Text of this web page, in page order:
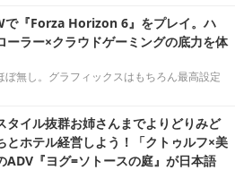
で『Forza Horizon 6』をプレイ。ハ
ーラー×クラウドゲーミングの底力を体
ぼ無し。グラフィックスはもちろん最高設定
タイル抜群お姉さんまでよりどりみど
とホテル経営しよう！「クトゥルフ×美
ADV『ヨグ=ソトースの庭』が日本語